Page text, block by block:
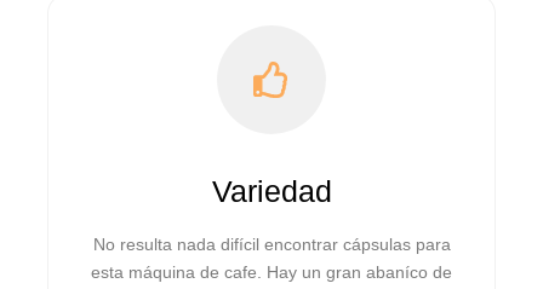
Variedad
No resulta nada difícil encontrar cápsulas para
esta máquina de cafe. Hay un gran abaníco de